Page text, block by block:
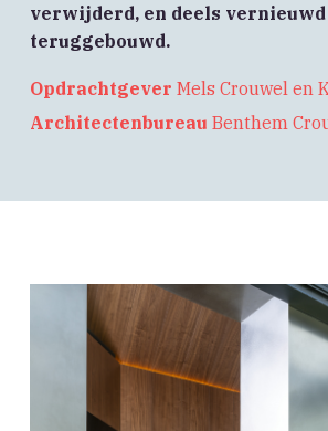
verwijderd, en deels vernieuwd
teruggebouwd.
Opdrachtgever Mels Crouwel en
Architectenbureau Benthem